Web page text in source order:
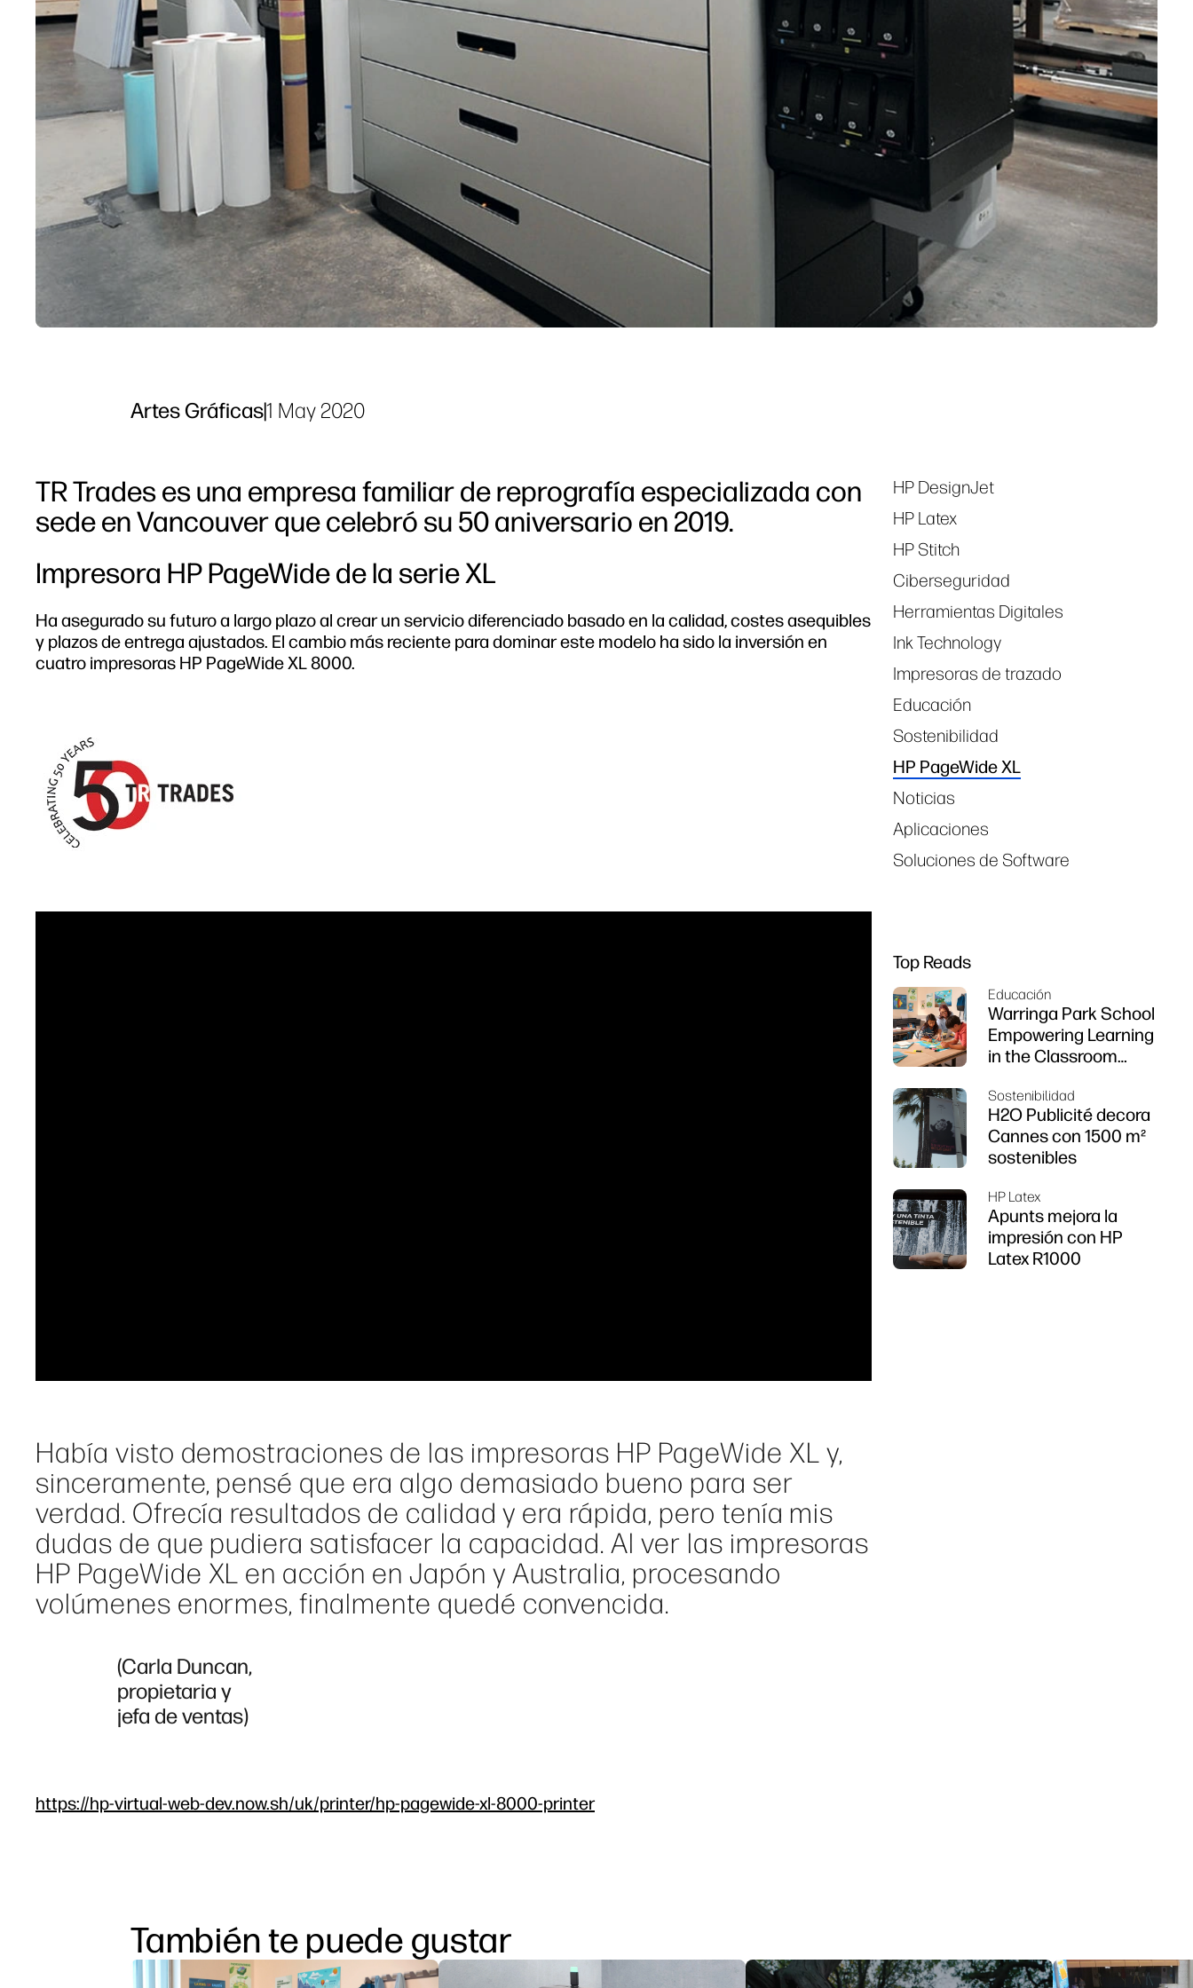
Artes Gráficas|1 May 2020
TR Trades es una empresa familiar de reprografía especializada con
sede en Vancouver que celebró su 50 aniversario en 2019.
Impresora HP PageWide de la serie XL
Ha asegurado su futuro a largo plazo al crear un servicio diferenciado basado en la calidad, costes asequibles
y plazos de entrega ajustados. El cambio más reciente para dominar este modelo ha sido la inversión en
cuatro impresoras HP PageWide XL 8000.
Había visto demostraciones de las impresoras HP PageWide XL y,
sinceramente, pensé que era algo demasiado bueno para ser
verdad. Ofrecía resultados de calidad y era rápida, pero tenía mis
dudas de que pudiera satisfacer la capacidad. Al ver las impresoras
HP PageWide XL en acción en Japón y Australia, procesando
volúmenes enormes, finalmente quedé convencida.
(Carla Duncan,
propietaria y
jefa de ventas)
https://hp-virtual-web-dev.now.sh/uk/printer/hp-pagewide-xl-8000-printer
Tags
HP DesignJet
HP Latex
HP Stitch
Ciberseguridad
Herramientas Digitales
Ink Technology
Impresoras de trazado
Educación
Sostenibilidad
HP PageWide XL
Noticias
Aplicaciones
Soluciones de Software
Top Reads
Educación
Warringa Park School
Empowering Learning
in the Classroom
Z6 series printer
Sostenibilidad
H2O Publicité decora
Cannes con 1500 m²
sostenibles
HP Latex
Apunts mejora la
impresión con HP
Latex R1000
También te puede gustar